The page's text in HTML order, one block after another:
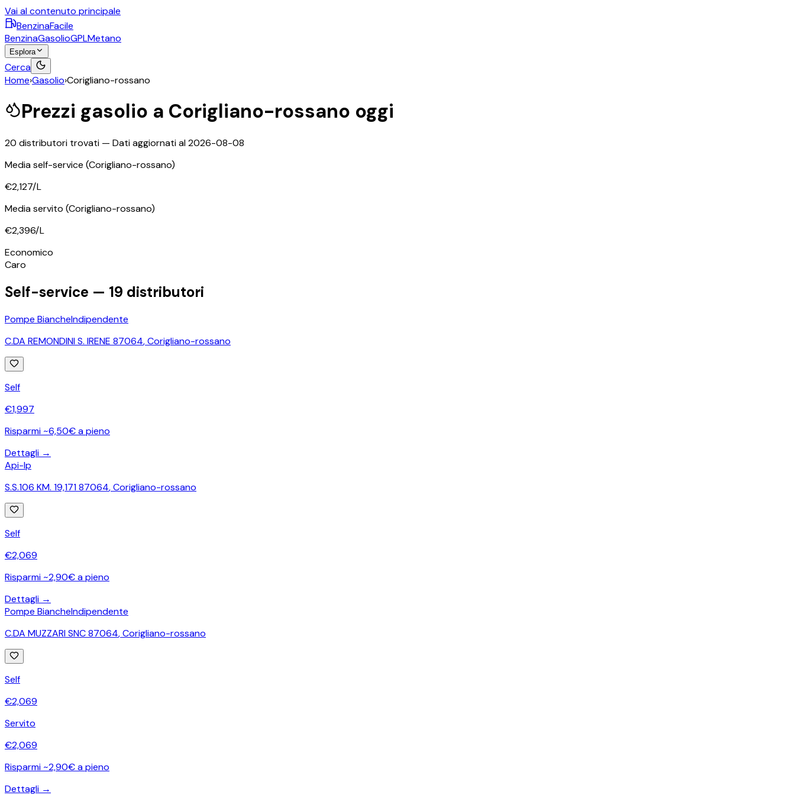
Vai al contenuto principale
BenzinaFacile
BenzinaGasolioGPLMetano
Esplora
Cerca
Home›Gasolio›Corigliano-rossano
Prezzi gasolio a Corigliano-rossano oggi
20 distributori trovati — Dati aggiornati al2026-08-08
Media self-service (Corigliano-rossano)
€2,127/L
Media servito (Corigliano-rossano)
€2,396/L
Economico
Caro
Self-service — 19 distributori
Pompe BiancheIndipendente
C.DA REMONDINI S. IRENE 87064,Corigliano-rossano
Self
€1,997
Risparmi ~6,50€ a pieno
Dettagli →
Api-Ip
S.S.106 KM. 19,171 87064,Corigliano-rossano
Self
€2,069
Risparmi ~2,90€ a pieno
Dettagli →
Pompe BiancheIndipendente
C.DA MUZZARI SNC 87064,Corigliano-rossano
Self
€2,069
Servito
€2,069
Risparmi ~2,90€ a pieno
Dettagli →